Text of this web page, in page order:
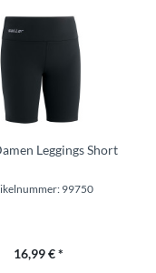
Leggings Short
99750
16,99 € *